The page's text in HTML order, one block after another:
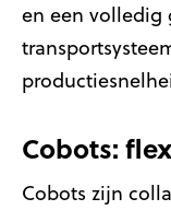
en een volledig
Cobots:
Cobots zijn